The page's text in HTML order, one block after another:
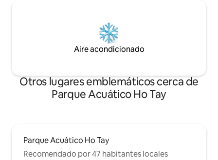
Aire acondicionado
Otros lugares emblemáticos cerca de
Parque Acuático Ho Tay
Parque Acuático Ho Tay
Recomendado por 47 habitantes locales